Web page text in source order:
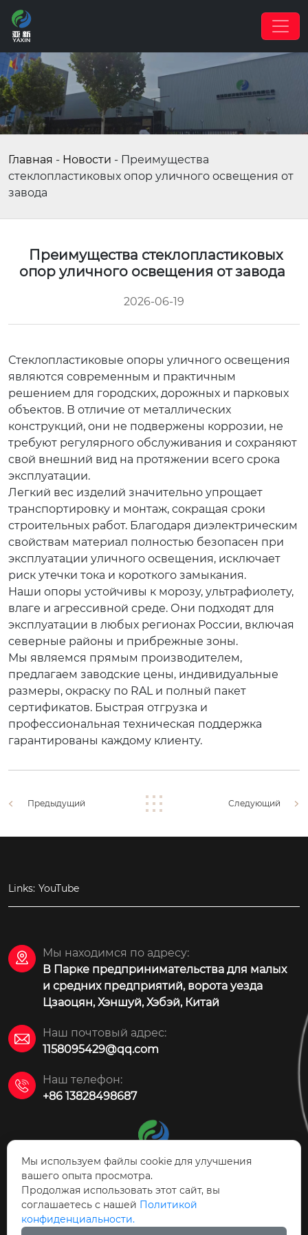
Главная - Новости - Преимущества
стеклопластиковых опор уличного освещения от
завода
Преимущества стеклопластиковых
опор уличного освещения от завода
2026-06-19
Стеклопластиковые опоры уличного освещения
являются современным и практичным
решением для городских, дорожных и парковых
объектов. В отличие от металлических
конструкций, они не подвержены коррозии, не
требуют регулярного обслуживания и сохраняют
свой внешний вид на протяжении всего срока
эксплуатации.
Легкий вес изделий значительно упрощает
транспортировку и монтаж, сокращая сроки
строительных работ. Благодаря диэлектрическим
свойствам материал полностью безопасен при
эксплуатации уличного освещения, исключает
риск утечки тока и короткого замыкания.
Наши опоры устойчивы к морозу, ультрафиолету,
влаге и агрессивной среде. Они подходят для
эксплуатации в любых регионах России, включая
северные районы и прибрежные зоны.
Мы являемся прямым производителем,
предлагаем заводские цены, индивидуальные
размеры, окраску по RAL и полный пакет
сертификатов. Быстрая отгрузка и
профессиональная техническая поддержка
гарантированы каждому клиенту.
Предыдущий Следующий
Links: YouTube

Мы находимся по адресу:
В Парке предпринимательства для малых
и средних предприятий, ворота уезда
Цзаоцян, Хэншуй, Хэбэй, Китай

Наш почтовый адрес:
1158095429@qq.com

Наш телефон:
+86 13828498687
АО Технология защиты
окружающей среды Цзаоцян Ясинь
Мы используем файлы cookie для улучшения
вашего опыта просмотра.
Продолжая использовать этот сайт, вы
соглашаетесь с нашей Политикой
конфиденциальности.